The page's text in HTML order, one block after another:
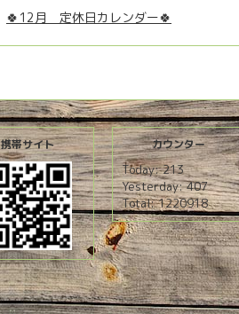
🍀12月 定休日カレンダー🍀
携帯サイト カウンター
Today:213
Yesterday:407
Total:1220918